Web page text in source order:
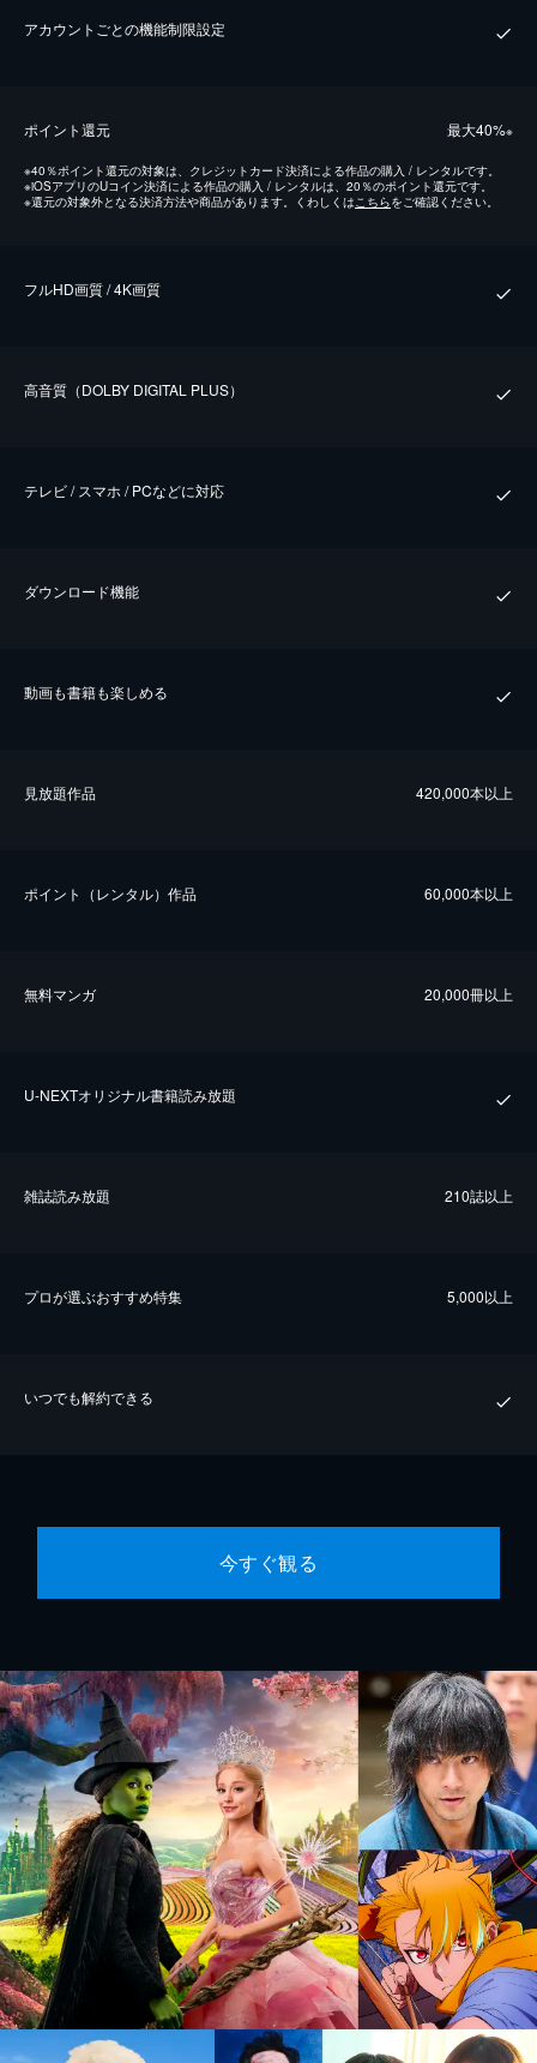
アカウントごとの機能制限設定
ポイント還元 最⼤40%※
※40％ポイント還元の対象は、クレジットカード決済による作品の購入 / レンタルです。
※iOSアプリのUコイン決済による作品の購入 / レンタルは、20％のポイント還元です。
※還元の対象外となる決済方法や商品があります。くわしくはこちらをご確認ください。
フルHD画質 / 4K画質
⾼⾳質（DOLBY DIGITAL PLUS）
テレビ / スマホ / PCなどに対応
ダウンロード機能
動画も書籍も楽しめる
⾒放題作品 420,000本以上
ポイント（レンタル）作品 60,000本以上
無料マンガ 20,000冊以上
U-NEXTオリジナル書籍読み放題
雑誌読み放題 210誌以上
プロが選ぶおすすめ特集 5,000以上
いつでも解約できる
今すぐ観る